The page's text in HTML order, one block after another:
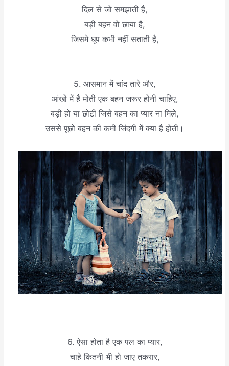
दिल से जो समझाती है,
बड़ी बहन वो छाया है,
जिसमे धूप कभी नहीं सताती है,
5. आसमान में चांद तारे और,
आंखों में है मोती एक बहन जरूर होनी चाहिए,
बड़ी हो या छोटी जिसे बहन का प्यार ना मिले,
उससे पूछो बहन की कमी जिंदगी में क्या है होती।
6. ऐसा होता है एक पल का प्यार,
चाहे कितनी भी हो जाए तकरार,